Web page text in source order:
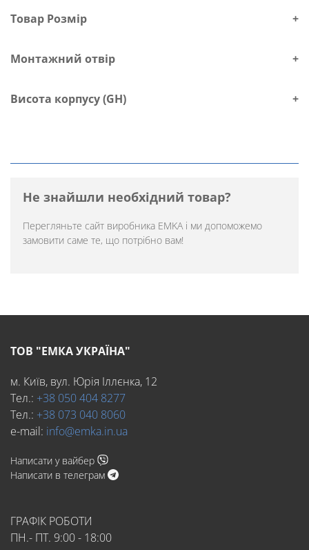
Товар Розмір +
Монтажний отвір +
Висота корпусу (GH) +
Не знайшли необхідний товар?
Перегляньте сайт виробника EMKAі ми допоможемо
замовити саме те, що потрібно вам!
ТОВ "ЕМКА УКРАЇНА"
м. Київ, вул. Юрія Іллєнка, 12
Тел.: +38 050 404 8277
Тел.: +38 073 040 8060
e-mail: info@emka.in.ua
Написати у вайбер
Написати в телеграм
ГРАФІК РОБОТИ
ПН.- ПТ. 9:00 - 18:00